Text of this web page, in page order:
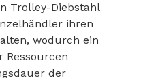
Trolley-Diebstahl
ihren
wodurch ein
Ressourcen
der